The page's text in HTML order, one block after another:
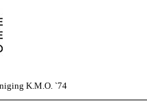
K.M.O. `74